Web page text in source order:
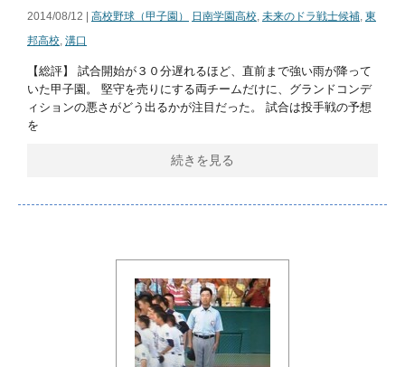
2014/08/12 | 高校野球（甲子園） 日南学園高校, 未来のドラ戦士候補, 東
邦高校, 溝口
【総評】 試合開始が３０分遅れるほど、直前まで強い雨が降って
いた甲子園。 堅守を売りにする両チームだけに、グランドコンデ
ィションの悪さがどう出るかが注目だった。 試合は投手戦の予想
を
続きを見る